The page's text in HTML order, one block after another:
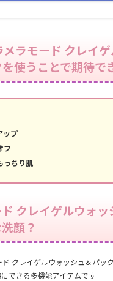
メラモード クレイ
使うことで期待で
ップ
フ
っちり肌
クレイゲルウォ
顔？
ド クレイゲルウォッシュ＆パッ
できる多機能アイテムです